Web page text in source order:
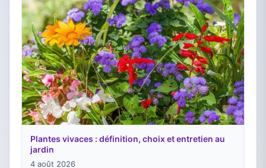
Plantes vivaces : définition, choix et entretien au
jardin
4 août 2026